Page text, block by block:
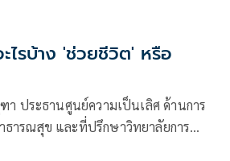
ะไรบ้าง 'ช่วยชีวิต' หรือ
ประธานศูนย์ความเป็นเลิศ ด้านการ
ารณสุข และที่ปรึกษาวิทยาลัยการ